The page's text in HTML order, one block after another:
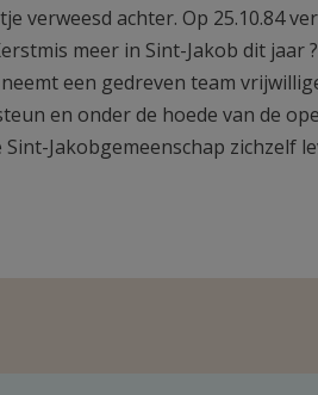
verweesd achter. Op 25.10.84
meer in Sint-Jakob dit jaar
een gedreven team
en onder de hoede van de
Sint-Jakobgemeenschap zichzelf